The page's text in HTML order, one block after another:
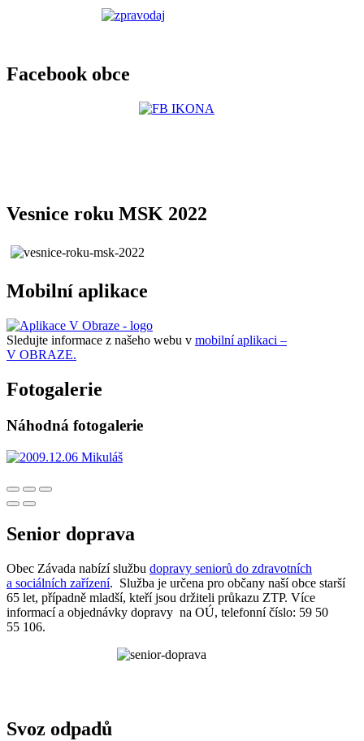
Facebook obce
Vesnice roku MSK 2022
Mobilní aplikace
Sledujte informace z našeho webu v mobilní aplikaci –
V OBRAZE.
Fotogalerie
Náhodná fotogalerie
Senior doprava
Obec Závada nabízí službu dopravy seniorů do zdravotních
a sociálních zařízení. Služba je určena pro občany naší obce starší
65 let, případně mladší, kteří jsou držiteli průkazu ZTP. Více
informací a objednávky dopravy na OÚ, telefonní číslo: 59 50
55 106.
Svoz odpadů